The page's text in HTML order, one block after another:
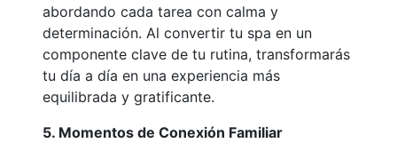
abordando cada tarea con calma y
determinación. Al convertir tu spa en un
componente clave de tu rutina, transformarás
tu día a día en una experiencia más
equilibrada y gratificante.
5. Momentos de Conexión Familiar